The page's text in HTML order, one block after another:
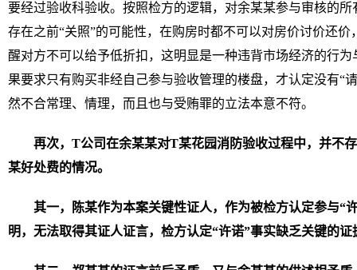
要经过验收科验收。按照检方的逻辑，对余某某参与审核的
存在之前“关照”的可能性，在购房时都不可以对房价讨价还
醒对方不可以给予低折扣，这明显是一种违背市场经济的行
果要求只有购买非经自己参与验收管理的楼盘，才认定没有“
然不合常理、情理，而且也与受贿罪的立法本意不符。
再次，T公司在余某某对T某花园消防验收过程中，并不
某好处费的情况。
其一，陈某作为本案关键性证人，作为被检方认定参与“
明，无法取得其证人证言，检方认定“许诺”事实缺乏关键的证